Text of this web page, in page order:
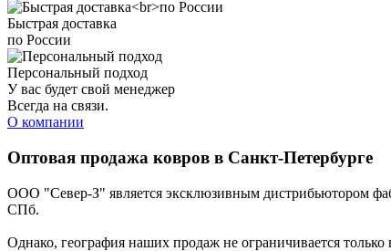
Быстрая доставка
по России
Персональный подход
У вас будет свой менеджер
Всегда на связи.
О компании
Оптовая продажа ковров в Санкт-Петербурге
ООО "Север-З" является эксклюзивным дистрибьютором
СПб.
Однако, география наших продаж не ограничивается